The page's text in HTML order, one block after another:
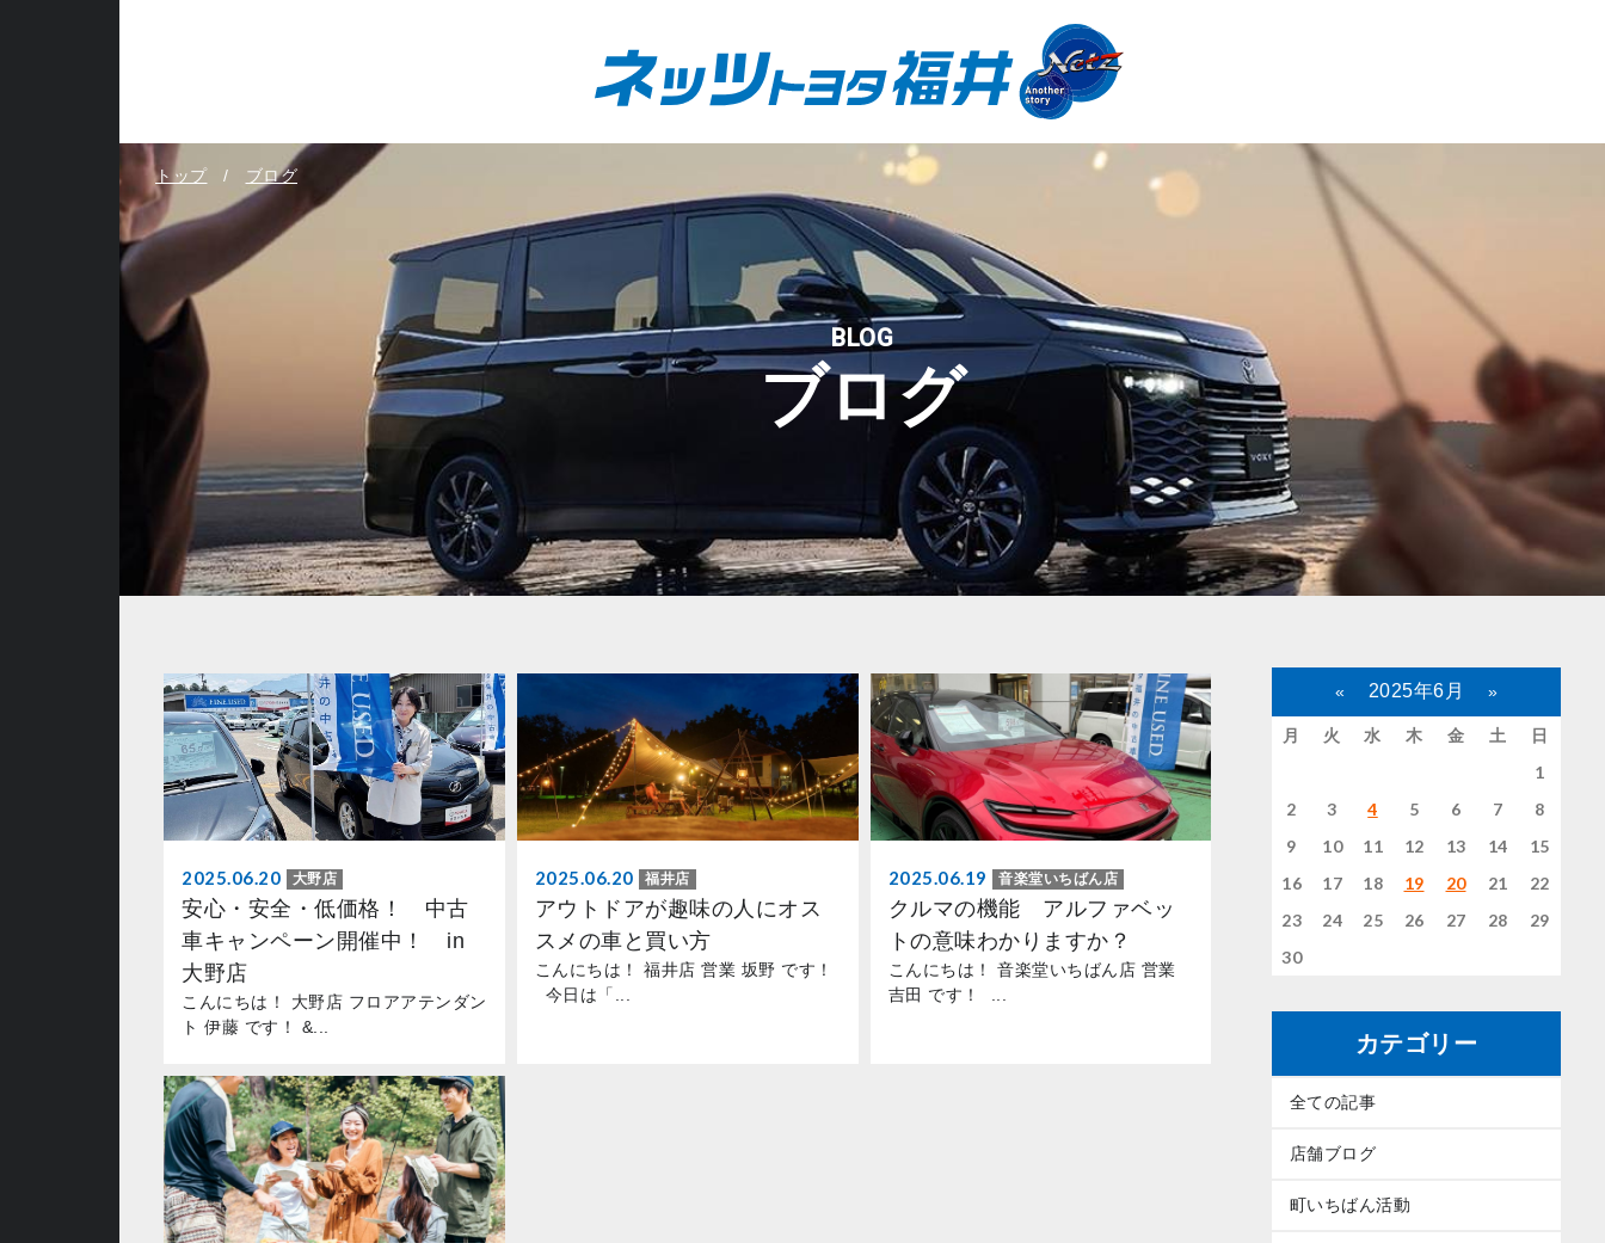
トップ ブログ
BLOG
ブログ
2025.06.20 大野店
安心・安全・低価格！ 中古
車キャンペーン開催中！ in
大野店
こんにちは！ 大野店 フロアアテンダン
ト 伊藤 です！ &...
2025.06.20 福井店
アウトドアが趣味の人にオス
スメの車と買い方
こんにちは！ 福井店 営業 坂野 です！
今日は「...
2025.06.19 音楽堂いちばん店
クルマの機能 アルファベッ
トの意味わかりますか？
こんにちは！ 音楽堂いちばん店 営業
吉田 です！ ...
« 2025年6月 »
月 火 水 木 金 土
日
1
2
3 4 5 6 7
8
9
10 11 12 13 14
15
16
17 18 19 20 21
22
23
24 25 26 27 28
29
30
カテゴリー
全ての記事
店舗ブログ
町いちばん活動